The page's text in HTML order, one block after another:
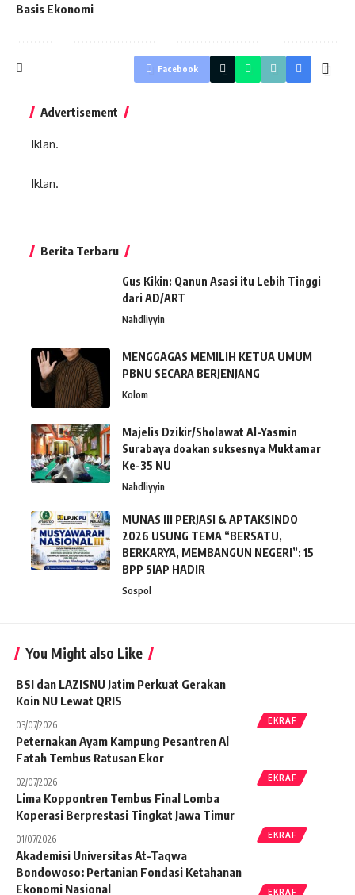
Basis Ekonomi
Facebook
Advertisement
Iklan.
Iklan.
Berita Terbaru
Gus Kikin: Qanun Asasi itu Lebih Tinggi
dari AD/ART
Nahdliyyin
MENGGAGAS MEMILIH KETUA UMUM
PBNU SECARA BERJENJANG
Kolom
Majelis Dzikir/Sholawat Al-Yasmin
Surabaya doakan suksesnya Muktamar
Ke-35 NU
Nahdliyyin
MUNAS III PERJASI & APTAKSINDO
2026 USUNG TEMA “BERSATU,
BERKARYA, MEMBANGUN NEGERI”: 15
BPP SIAP HADIR
Sospol
You Might also Like
EKRAF
BSI dan LAZISNU Jatim Perkuat Gerakan
Koin NU Lewat QRIS
03/07/2026
EKRAF
Peternakan Ayam Kampung Pesantren Al
Fatah Tembus Ratusan Ekor
02/07/2026
EKRAF
Lima Koppontren Tembus Final Lomba
Koperasi Berprestasi Tingkat Jawa Timur
01/07/2026
EKRAF
Akademisi Universitas At-Taqwa
Bondowoso: Pertanian Fondasi Ketahanan
Ekonomi Nasional